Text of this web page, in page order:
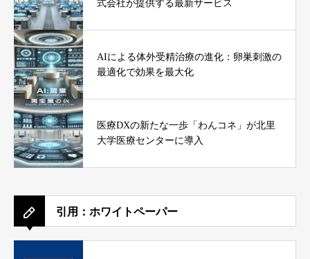
式会社が提供する最新サービス
AIによる体外受精治療の進化：卵巣刺激の
最適化で効果を最大化
医療DXの新たな一歩「わんコネ」が北里
大学医療センターに導入
引用：ホワイトペーパー